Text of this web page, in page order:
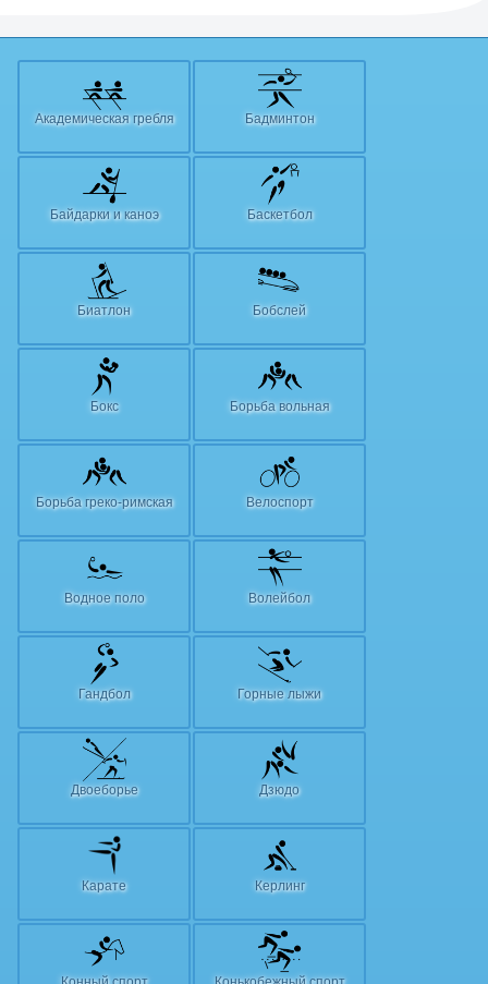
Академическая гребля Бадминтон
Байдарки и каноэ Баскетбол
Биатлон Бобслей
Бокс Борьба вольная
Борьба греко-римская Велоспорт
Водное поло Волейбол
Гандбол Горные лыжи
Двоеборье Дзюдо
Карате Керлинг